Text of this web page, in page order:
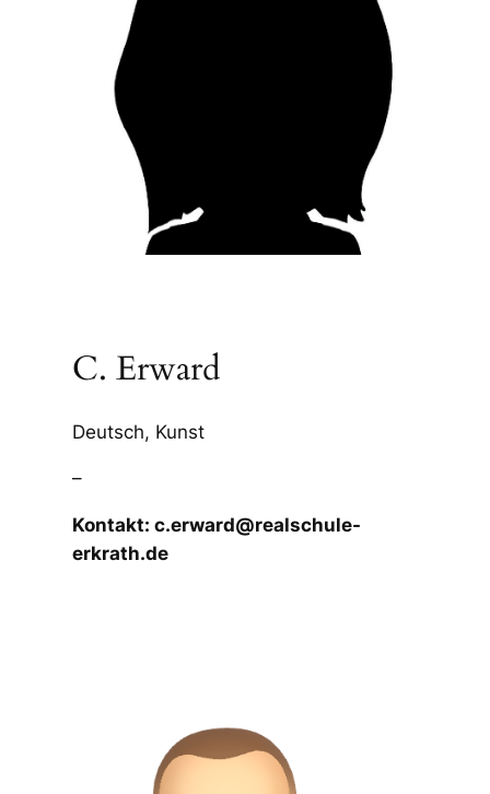
C. Erward
Deutsch, Kunst
–
Kontakt: c.erward@realschule-
erkrath.de